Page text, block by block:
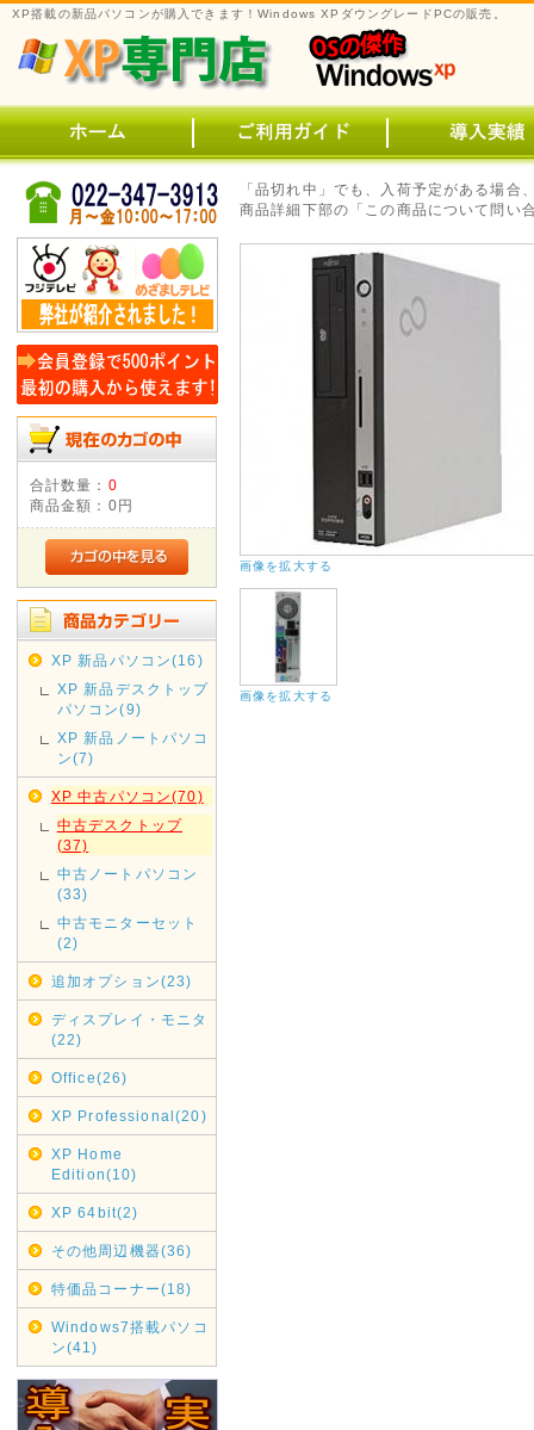
XP搭載の新品パソコンが購入できます！Windows XPダウングレードPCの販売。
合計数量： 0
商品金額： 0円
XP 新品パソコン(16)
XP 新品デスクトップ
パソコン(9)
XP 新品ノートパソコ
ン(7)
XP 中古パソコン(70)
中古デスクトップ
(37)
中古ノートパソコン
(33)
中古モニターセット
(2)
追加オプション(23)
ディスプレイ・モニタ
(22)
Office(26)
XP Professional(20)
XP Home
Edition(10)
XP 64bit(2)
その他周辺機器(36)
特価品コーナー(18)
Windows7搭載パソコ
ン(41)
「品切れ中」でも、入荷予定がある場
商品詳細下部の「この商品について問い
画像を拡大する
画像を拡大する